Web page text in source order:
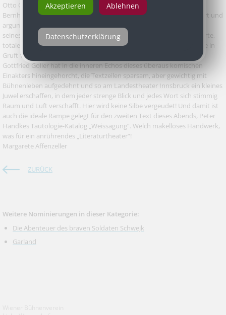
Otto Grünmandls „Grufttheater“-Text ist eine absurde, geradezu
Bernhardeske Hommage an die darstellende Kunst. Darin präsentiert und
argumentiert ein Theatermacher namens Karner die vielen Vorzüge
seines sogenannten Grufttheaters. „Durch die partikulare, kombinierte,
totale Öffnung der Vorhangteile 1 und 2 und 3 ergeben sich Einblicke in
Gruft 1, Gruft 2, Gruft 3“ heißt es bedeutungsvoll. Regisseur Joachim
Gottfried Goller hat in die inneren Echos dieses überaus komischen
Einakters hineingehorcht, die Textzeilen sparsam, aber gewichtig mit
Bühnenleben aufgedehnt und so am Landestheater Innsbruck ein kleines
Juwel erschaffen, in dem jeder strenge Blick und jedes Wort sich stimmig
Raum und Luft verschafft. Hier wird keine Silbe vergeudet! Und damit ist
auch die ideale Rampe gelegt für den zweiten Text dieses Abends, Peter
Handkes Tautologie-Katalog „Weissagung“. Welch makelloses Handwerk,
was für ein anrührendes „Literaturtheater“!
Margarete Affenzeller
ZURÜCK
Weitere Nominierungen in dieser Kategorie:
Die Abenteuer des braven Soldaten Schwejk
Garland
Akzeptieren Ablehnen
Datenschutzerklärung